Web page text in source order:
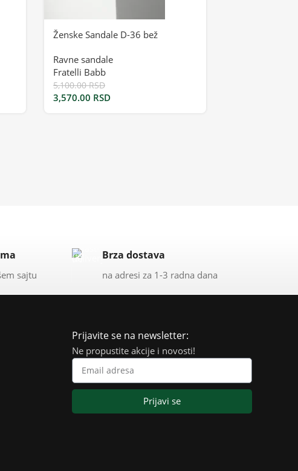
Ženske Sandale D-36 bež
Ravne sandale
Fratelli Babb
5,100.00RSD
3,570.00 RSD
sajtu
Brza dostava
na adresi za 1-3 radna dana
Prijavite se na newsletter:
Ne propustite akcije i novosti!
Prijavi se